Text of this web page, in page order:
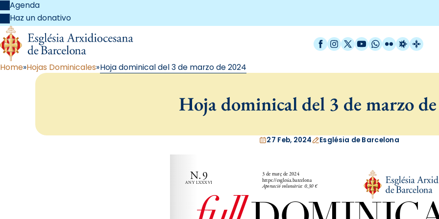
Agenda
Haz un donativo
Facebook
Instagram
X / Twitter
YouTube
WhatsApp
FlickrRadio
Home Hojas Dominicales Hoja dominical del 3 de marzo de 2024
Hoja dominical del 3 de marzo
27 Feb, 2024 Església de Barcelona